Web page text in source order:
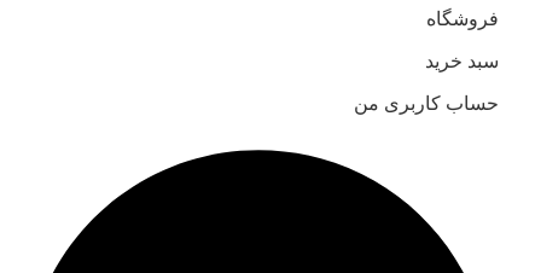
فروشگاه
سبد خرید
حساب کاربری من